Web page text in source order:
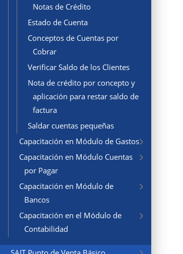
Notas de Crédito
Estado de Cuenta
Conceptos de Cuentas por
Cobrar
Verificar Saldo de los Clientes
Nota de crédito por concepto y
aplicación para restar saldo de
factura
Saldar cuentas pequeñas
Capacitación en Módulo de Gastos
Capacitación en Módulo Cuentas
por Pagar
Capacitación en Módulo de
Bancos
Capacitación en el Módulo de
Contabilidad